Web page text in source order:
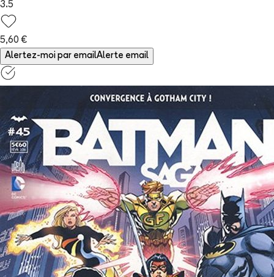
3.5
5,60 €
Alertez-moi par emailAlerte email